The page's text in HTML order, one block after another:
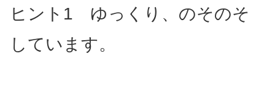
ヒント1 ゆっくり、のそのそ
しています。